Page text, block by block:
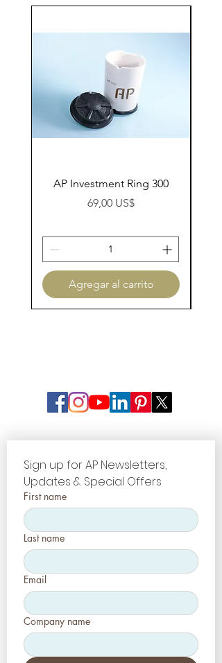
AP Investment Ring 300
Precio
69,00 US$
Agregar al carrito
Sign up for AP Newsletters,
Updates & Special Offers
First name
Last name
Email
Company name